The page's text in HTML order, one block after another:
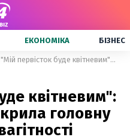
ЕКОНОМІКА БІЗНЕС
"Мій первісток буде квітневим": Меган Маркл відкрила головну таємницю своєї вагітності
квітневим":
головну